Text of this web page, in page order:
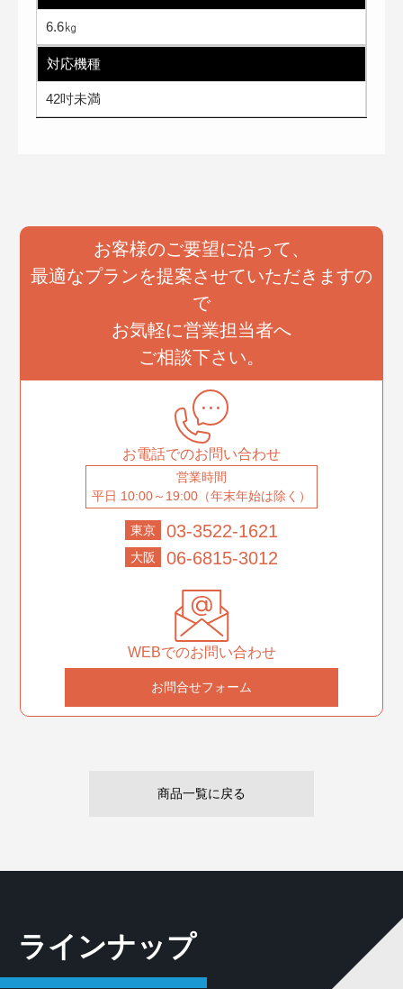
6.6㎏
対応機種
42吋未満
お客様のご要望に沿って、
最適なプランを提案させていただきますの
で
お気軽に営業担当者へ
ご相談下さい。
お電話でのお問い合わせ
営業時間
平日 10:00～19:00（年末年始は除く）
東京 03-3522-1621
大阪 06-6815-3012
WEBでのお問い合わせ
お問合せフォーム
商品一覧に戻る
ラインナップ